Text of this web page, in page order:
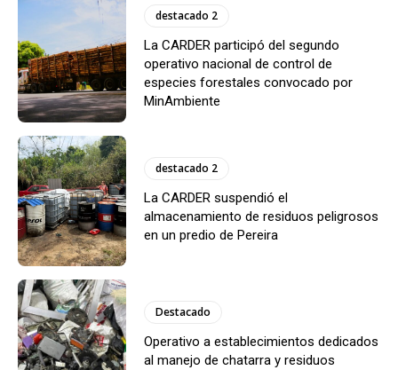
destacado 2
La CARDER participó del segundo
operativo nacional de control de
especies forestales convocado por
MinAmbiente
destacado 2
La CARDER suspendió el
almacenamiento de residuos peligrosos
en un predio de Pereira
Destacado
Operativo a establecimientos dedicados
al manejo de chatarra y residuos